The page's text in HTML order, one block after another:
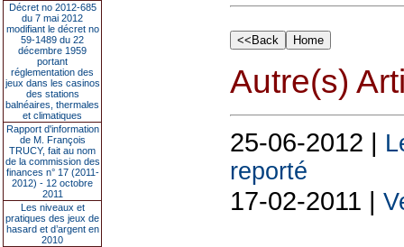
Décret no 2012-685
du 7 mai 2012
modifiant le décret no
59-1489 du 22
décembre 1959
portant
réglementation des
jeux dans les casinos
des stations
balnéaires, thermales
et climatiques
Rapport d'information
de M. François
TRUCY, fait au nom
de la commission des
finances n° 17 (2011-
2012) - 12 octobre
2011
Les niveaux et
pratiques des jeux de
hasard et d’argent en
2010
Autre(s)
25-06-2012 |
reporté
17-02-2011 |